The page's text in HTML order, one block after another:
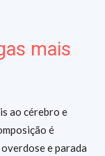
mais
ao cérebro e
é
e parada